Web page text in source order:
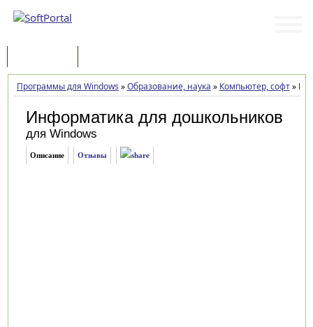
Программы для Windows »Образование, наука » Компьютер, софт»
Информатика для дошкольников
для Windows
Описание Отзывы